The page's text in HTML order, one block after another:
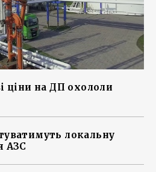
ціни на ДП охололи
локальну
АЗС